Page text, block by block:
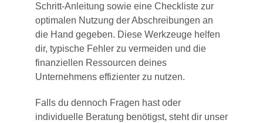
Schritt-Anleitung sowie eine Checkliste zur
optimalen Nutzung der Abschreibungen an
die Hand gegeben. Diese Werkzeuge helfen
dir, typische Fehler zu vermeiden und die
finanziellen Ressourcen deines
Unternehmens effizienter zu nutzen.
Falls du dennoch Fragen hast oder
individuelle Beratung benötigst, steht dir unser